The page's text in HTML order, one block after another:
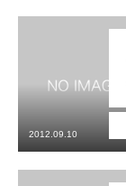
2012.09.10